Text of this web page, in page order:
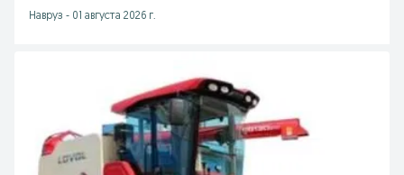
Навруз - 01 августа 2026 г.